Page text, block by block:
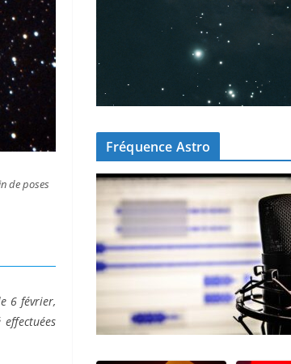
de poses
6 février,
Fréquence Astro